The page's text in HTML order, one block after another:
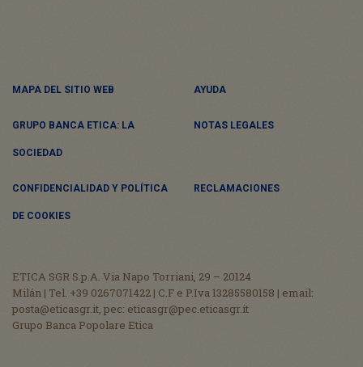
MAPA DEL SITIO WEB AYUDA
GRUPO BANCA ETICA: LA
SOCIEDAD
NOTAS LEGALES
CONFIDENCIALIDAD Y POLÍTICA
DE COOKIES
RECLAMACIONES
ETICA SGR S.p.A. Via Napo Torriani, 29 – 20124
Milán | Tel. +39 0267071422 | C.F e P.Iva 13285580158 | email:
posta@eticasgr.it, pec: eticasgr@pec.eticasgr.it
Grupo Banca Popolare Etica